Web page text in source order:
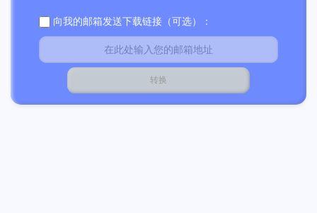
向我的邮箱发送下载链接（可选）：